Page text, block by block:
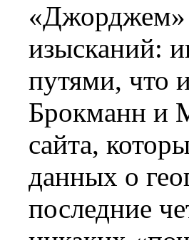
«Джорджем»
изысканий:
путями, что
Брокманн и
сайта,
данных о
последние